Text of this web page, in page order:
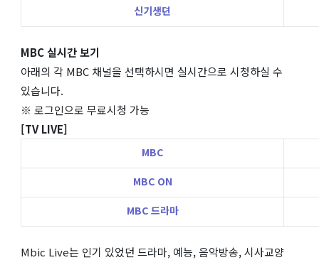
신기생뎐
MBC 실시간 보기
아래의 각 MBC 채널을 선택하시면 실시간으로 시청하실 수
있습니다.
※ 로그인으로 무료시청 가능
[TV LIVE]
MBC
MBC ON
MBC 드라마
Mbic Live는 인기 있었던 드라마, 예능, 음악방송, 시사교양